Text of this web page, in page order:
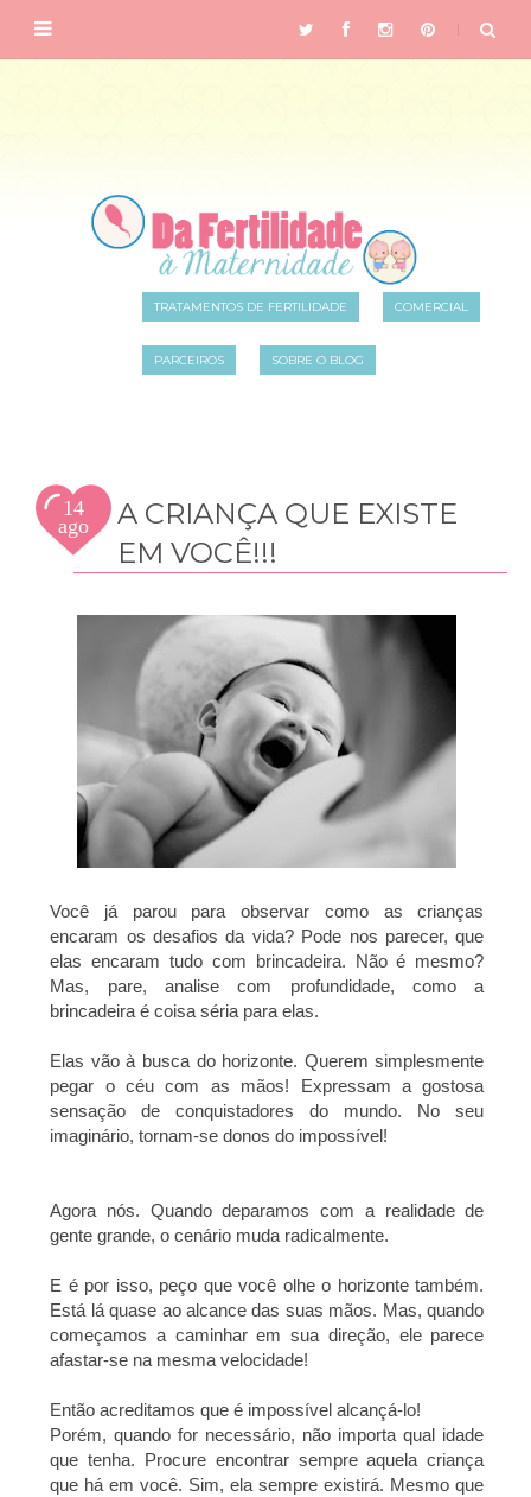
TRATAMENTOS DE FERTILIDADE COMERCIAL
PARCEIROS SOBRE O BLOG
14
ago
2009
A CRIANÇA QUE EXISTE
EM VOCÊ!!!
Você já parou para observar como as crianças
encaram os desafios da vida? Pode nos parecer, que
elas encaram tudo com brincadeira. Não é mesmo?
Mas, pare, analise com profundidade, como a
brincadeira é coisa séria para elas.
Elas vão à busca do horizonte. Querem simplesmente
pegar o céu com as mãos! Expressam a gostosa
sensação de conquistadores do mundo. No seu
imaginário, tornam-se donos do impossível!
Agora nós. Quando deparamos com a realidade de
gente grande, o cenário muda radicalmente.
E é por isso, peço que você olhe o horizonte também.
Está lá quase ao alcance das suas mãos. Mas, quando
começamos a caminhar em sua direção, ele parece
afastar-se na mesma velocidade!
Então acreditamos que é impossível alcançá-lo!
Porém, quando for necessário, não importa qual idade
que tenha. Procure encontrar sempre aquela criança
que há em você. Sim, ela sempre existirá. Mesmo que